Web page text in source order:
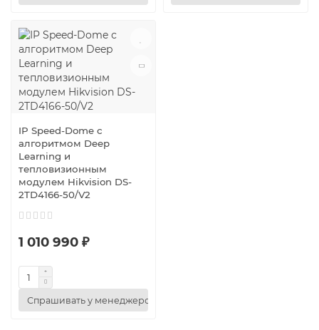
IP Speed-Dome с
алгоритмом Deep
Learning и
тепловизионным
модулем Hikvision DS-
2TD4166-50/V2
1 010 990 ₽
Спрашивать у менеджеров